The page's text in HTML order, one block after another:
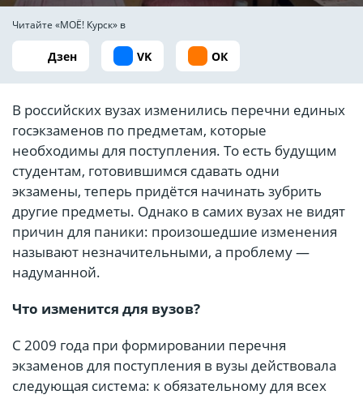
Читайте «МОЁ! Курск» в
Дзен VK ОК
В российских вузах изменились перечни единых
гос­экзаменов по предметам, которые
необходимы для поступления. То есть будущим
студентам, готовившимся сдавать одни
экзамены, теперь придётся начинать зубрить
другие предметы. Однако в самих вузах не видят
причин для паники: произошедшие изменения
называют незначительными, а проблему —
надуманной.
Что изменится для вузов?
С 2009 года при формировании перечня
экзаменов для поступления в вузы действовала
следующая система: к обязательному для всех